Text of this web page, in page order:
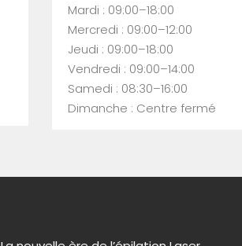
Mardi : 09:00–18:00
Mercredi : 09:00–12:00
Jeudi : 09:00–18:00
Vendredi : 09:00–14:00
Samedi : 08:30–16:00
Dimanche : Centre fermé